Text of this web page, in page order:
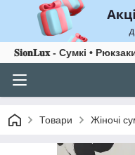
𝐒𝐢𝐨𝐧𝐋𝐮𝐱 - Сумкі •
Товари Жіночі